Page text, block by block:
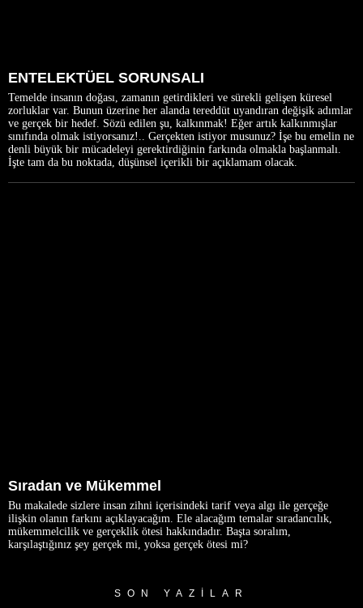
ENTELEKTÜEL SORUNSALI
Temelde insanın doğası, zamanın getirdikleri ve sürekli gelişen küresel
zorluklar var. Bunun üzerine her alanda tereddüt uyandıran değişik adımlar
ve gerçek bir hedef. Sözü edilen şu, kalkınmak! Eğer artık kalkınmışlar
sınıfında olmak istiyorsanız!.. Gerçekten istiyor musunuz? İşe bu emelin ne
denli büyük bir mücadeleyi gerektirdiğinin farkında olmakla başlanmalı.
İşte tam da bu noktada, düşünsel içerikli bir açıklamam olacak.
Sıradan ve Mükemmel
Bu makalede sizlere insan zihni içerisindeki tarif veya algı ile gerçeğe
ilişkin olanın farkını açıklayacağım. Ele alacağım temalar sıradancılık,
mükemmelcilik ve gerçeklik ötesi hakkındadır. Başta soralım,
karşılaştığınız şey gerçek mi, yoksa gerçek ötesi mi?
SON YAZILAR